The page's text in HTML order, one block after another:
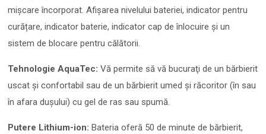
mișcare încorporat. Afișarea nivelului bateriei, indicator pentru
curățare, indicator baterie, indicator cap de înlocuire și un
sistem de blocare pentru călătorii.
Tehnologie AquaTec: Vă permite să vă bucuraţi de un bărbierit
uscat și confortabil sau de un bărbierit umed şi răcoritor (în sau
în afara dușului) cu gel de ras sau spumă.
Putere Lithium-ion: Bateria oferă 50 de minute de bărbierit,